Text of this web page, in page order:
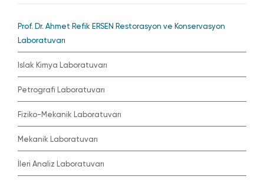
Prof. Dr. Ahmet Refik ERSEN Restorasyon ve Konservasyon
Laboratuvarı
Islak Kimya Laboratuvarı
Petrografi Laboratuvarı
Fiziko-Mekanik Laboratuvarı
Mekanik Laboratuvarı
İleri Analiz Laboratuvarı